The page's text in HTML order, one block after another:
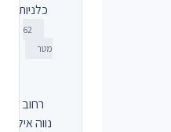
כלניות
62
מטר
רחוב
נווה אילן